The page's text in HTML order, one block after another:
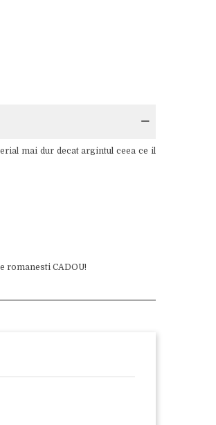
mai dur decat argintul ceea ce il
romanesti CADOU!